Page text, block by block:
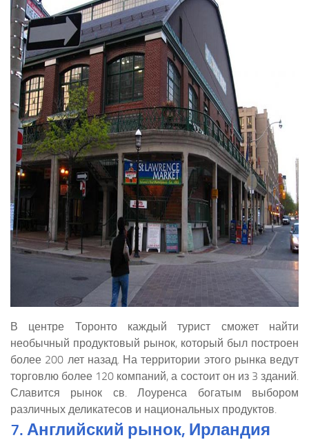
В центре Торонто каждый турист сможет найти
необычный продуктовый рынок, который был построен
более 200 лет назад. На территории этого рынка ведут
торговлю более 120 компаний, а состоит он из 3 зданий.
Славится рынок св. Лоуренса богатым выбором
различных деликатесов и национальных продуктов.
7. Английский рынок, Ирландия